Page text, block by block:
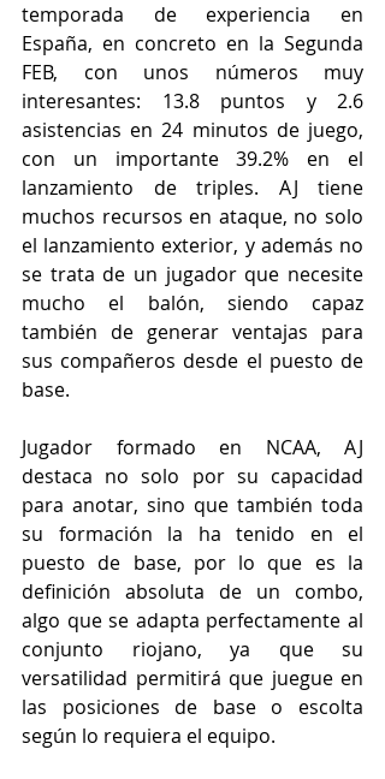
temporada de experiencia en
España, en concreto en la Segunda
FEB, con unos números muy
interesantes: 13.8 puntos y 2.6
asistencias en 24 minutos de juego,
con un importante 39.2% en el
lanzamiento de triples. AJ tiene
muchos recursos en ataque, no solo
el lanzamiento exterior, y además no
se trata de un jugador que necesite
mucho el balón, siendo capaz
también de generar ventajas para
sus compañeros desde el puesto de
base.
Jugador formado en NCAA, AJ
destaca no solo por su capacidad
para anotar, sino que también toda
su formación la ha tenido en el
puesto de base, por lo que es la
definición absoluta de un combo,
algo que se adapta perfectamente al
conjunto riojano, ya que su
versatilidad permitirá que juegue en
las posiciones de base o escolta
según lo requiera el equipo.